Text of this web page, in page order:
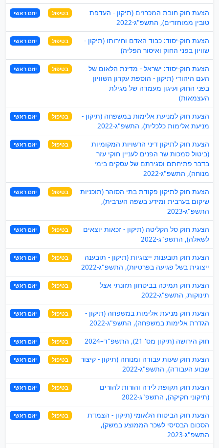
הצעת חוק חובת המכרזים (תיקון - העדפת
טובין ממוחזרים), התשפ"ג-2022
בטיפול יוזם ראשי
הצעת חוק-יסוד: כבוד האדם וחירותו (תיקון -
שוויון בפני החוק ואיסור הפליה)
בטיפול יוזם ראשי
הצעת חוק-יסוד: ישראל - מדינת הלאום של
העם היהודי (תיקון - הוספת עקרון השוויון
בפני החוק ועיגון מעמדה של מגילת
העצמאות)
בטיפול יוזם ראשי
הצעת חוק למניעת אלימות במשפחה (תיקון -
מניעת אלימות כלכלית), התשפ"ג-2022
בטיפול יוזם ראשי
הצעת חוק לתיקון דיני הרשויות המקומיות
(ביטול סמכות שר הפנים לעניין חוקי עזר
בדבר פתיחתם וסגירתם של עסקים בימי
מנוחה), התשפ"ג-2022
בטיפול יוזם ראשי
הצעת חוק לתיקון פקודת בתי הסוהר (תוכניות
שיקום בערבית ומידע בשפה הערבית),
התשפ"ג-2023
בטיפול יוזם ראשי
הצעת חוק סל הקליטה (תיקון - זכאות יוצאים
לשאלה), התשפ"ג-2022
בטיפול יוזם ראשי
הצעת חוק תובענות ייצוגיות (תיקון - תובענה
ייצוגית בשל פגיעה בפרטיות), התשפ"ג-2022
בטיפול יוזם ראשי
הצעת חוק תמיכה בביטחון תזונתי אצל
תינוקות, התשפ"ג-2022
בטיפול יוזם ראשי
הצעת חוק מניעת אלימות במשפחה (תיקון -
הגדרת אלימות במשפחה), התשפ"ג-2022
בטיפול יוזם ראשי
חוק הירושה (תיקון מס' 21), התשפ"ד–2024 בטיפול יוזם ראשי
הצעת חוק שעות עבודה ומנוחה (תיקון - קיצור
שבוע העבודה), התשפ"ג-2022
בטיפול יוזם ראשי
הצעת חוק תקופת לידה והורות להורים
(תיקוני חקיקה), התשפ"ג-2022
בטיפול יוזם ראשי
הצעת חוק הביטוח הלאומי (תיקון - הצמדת
הסכום הבסיסי לשכר הממוצע במשק),
התשפ"ג-2023
בטיפול יוזם ראשי